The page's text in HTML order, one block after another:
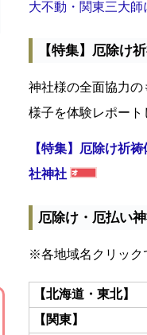
大不動・関東三大師
【特集】厄除け
神社様の全面協力
様子を体験レポート
【特集】厄除け祈
社神社
厄除け・厄払い
※各地域名クリック
【北海道・東北】
【関東】